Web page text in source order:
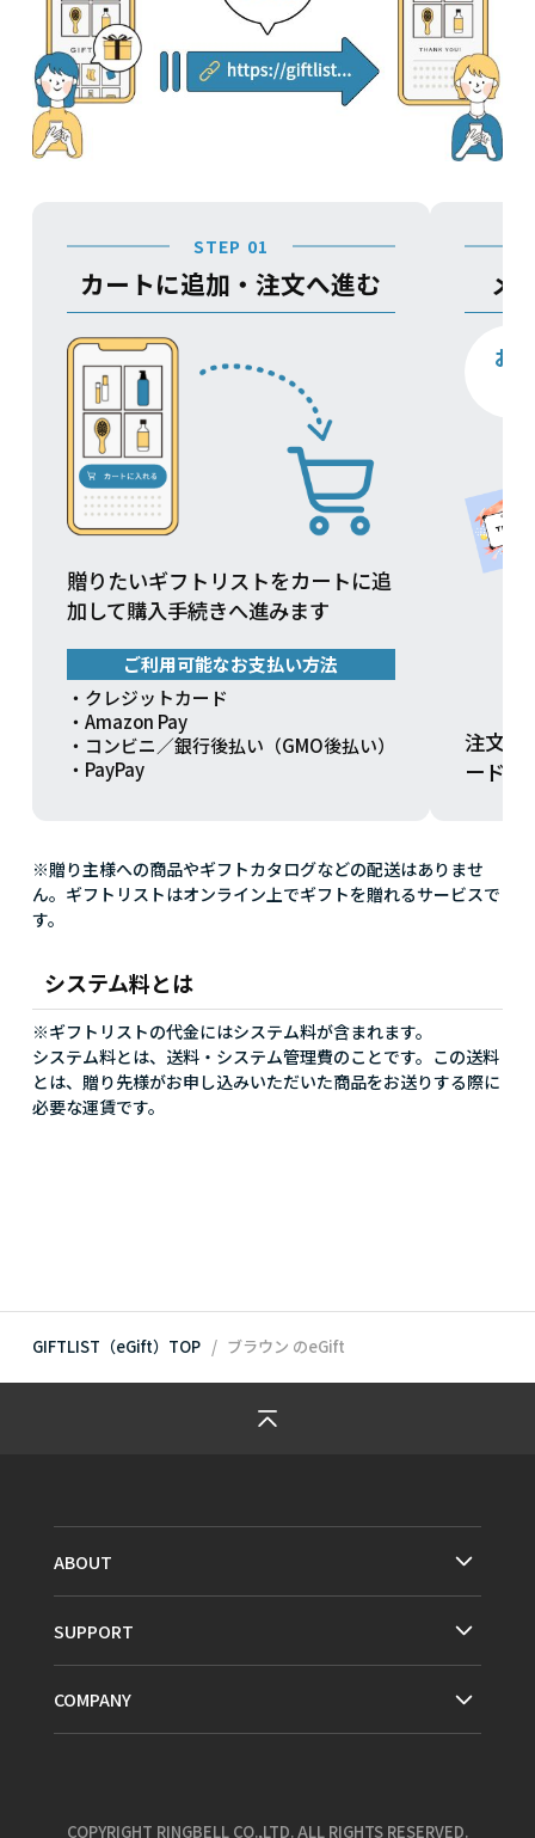
STEP 01
カートに追加・注文へ進む
贈りたいギフトリストをカートに追
加して購入手続きへ進みます
ご利用可能なお支払い方法
・クレジットカード
・Amazon Pay
・コンビニ／銀行後払い（GMO後払い）
・PayPay
メ
お
注文方
ードを
※贈り主様への商品やギフトカタログなどの配送はありませ
ん。ギフトリストはオンライン上でギフトを贈れるサービスで
す。
システム料とは
※ギフトリストの代金にはシステム料が含まれます。
システム料とは、送料・システム管理費のことです。この送料
とは、贈り先様がお申し込みいただいた商品をお送りする際に
必要な運賃です。
GIFTLIST（eGift）TOP ブラウン のeGift
ABOUT
SUPPORT
COMPANY
COPYRIGHT RINGBELL CO.,LTD. ALL RIGHTS RESERVED.